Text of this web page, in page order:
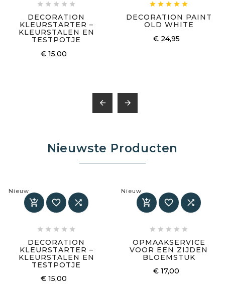
    
DECORATION
KLEURSTARTER –
KLEURSTALEN EN
TESTPOTJE
€ 15,00
    
DECORATION PAINT
OLD WHITE
€ 24,95
 
Nieuwste Producten
Nieuw
  
    
DECORATION
KLEURSTARTER –
KLEURSTALEN EN
TESTPOTJE
€ 15,00
Nieuw
  
    
OPMAAKSERVICE
VOOR EEN ZIJDEN
BLOEMSTUK
€ 17,00